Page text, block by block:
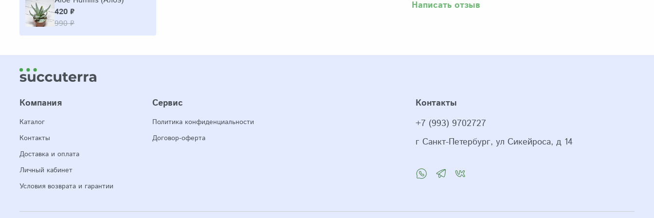
Написать отзыв
420 ₽
990 ₽
Компания
Каталог
Контакты
Доставка и оплата
Личный кабинет
Условия возврата и гарантии
Сервис
Политика конфиденциальности
Договор-оферта
Контакты
+7 (993) 9702727
г Санкт-Петербург, ул Сикейроса, д 14